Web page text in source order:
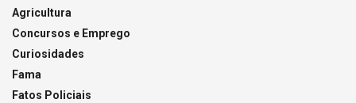
Agricultura
Concursos e Emprego
Curiosidades
Fama
Fatos Policiais